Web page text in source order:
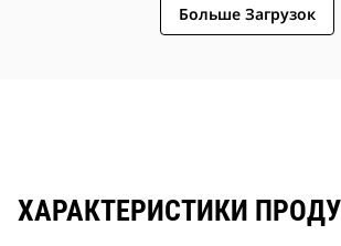
заднего хода при разгрузке
подвеской, пониженный уровень
автоматический климат-контроль и
Больше Загрузок
ХАРАКТЕРИСТИКИ